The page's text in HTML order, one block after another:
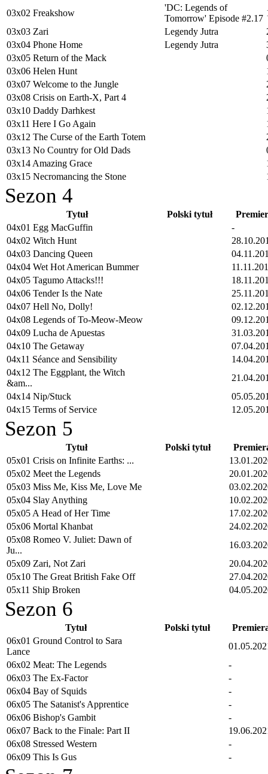
03x02 Freakshow
'DC: Legends of
Tomorrow' Episode #2.17
03x03 Zari
Legendy Jutra
03x04 Phone Home
Legendy Jutra
03x05 Return of the Mack
03x06 Helen Hunt
03x07 Welcome to the Jungle
03x08 Crisis on Earth-X, Part 4
03x10 Daddy Darhkest
03x11 Here I Go Again
03x12 The Curse of the Earth Totem
03x13 No Country for Old Dads
03x14 Amazing Grace
03x15 Necromancing the Stone
Sezon 4
Tytuł Polski tytuł
04x01 Egg MacGuffin
-
04x02 Witch Hunt
04x03 Dancing Queen
04x04 Wet Hot American Bummer
04x05 Tagumo Attacks!!!
04x06 Tender Is the Nate
04x07 Hell No, Dolly!
04x08 Legends of To-Meow-Meow
04x09 Lucha de Apuestas
04x10 The Getaway
04x11 Séance and Sensibility
04x12 The Eggplant, the Witch
&am...
04x14 Nip/Stuck
04x15 Terms of Service
Sezon 5
Tytuł Polski tytuł
05x01 Crisis on Infinite Earths: ...
05x02 Meet the Legends
05x03 Miss Me, Kiss Me, Love Me
05x04 Slay Anything
05x05 A Head of Her Time
05x06 Mortal Khanbat
05x08 Romeo V. Juliet: Dawn of
Ju...
05x09 Zari, Not Zari
05x10 The Great British Fake Off
05x11 Ship Broken
Sezon 6
Tytuł Polski tytuł
06x01 Ground Control to Sara
Lance
06x02 Meat: The Legends
-
06x03 The Ex-Factor
-
06x04 Bay of Squids
-
06x05 The Satanist's Apprentice
-
06x06 Bishop's Gambit
-
06x07 Back to the Finale: Part II
06x08 Stressed Western
-
06x09 This Is Gus
-